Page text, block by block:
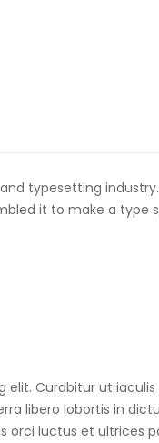
typesetting
it to make a type
Curabitur ut
libero lobortis in
luctus et ultrices